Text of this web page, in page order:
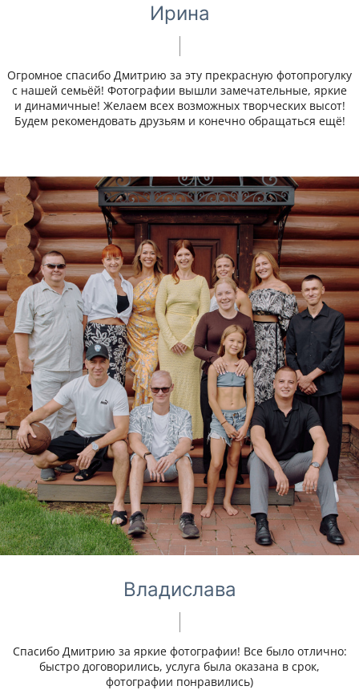
Ирина
Огромное спасибо Дмитрию за эту прекрасную фотопрогулку
с нашей семьёй! Фотографии вышли замечательные, яркие
и динамичные! Желаем всех возможных творческих высот!
Будем рекомендовать друзьям и конечно обращаться ещё!
Владислава
Спасибо Дмитрию за яркие фотографии! Все было отлично:
быстро договорились, услуга была оказана в срок,
фотографии понравились)